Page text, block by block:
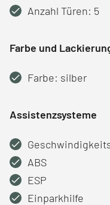
Anzahl Türen: 5
Farbe und
Farbe: silber
Assistenzsysteme
ABS
ESP
Einparkhilfe